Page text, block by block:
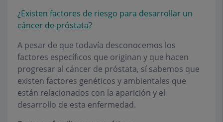
¿Existen factores de riesgo para desarrollar un
cáncer de próstata?
A pesar de que todavía desconocemos los
factores específicos que originan y que hacen
progresar al cáncer de próstata, sí sabemos que
existen factores genéticos y ambientales que
están relacionados con la aparición y el
desarrollo de esta enfermedad.